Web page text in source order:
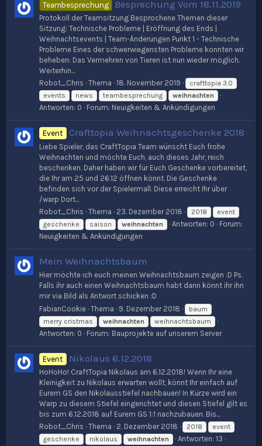
Teambesprechung Besprechung Vom 18.11.2019
Protokoll der Teamsitzung Besprochene Themen dieser
Sitzung: Technische Probleme | Eröffnung des Ends |
Weihnachtsevents | Team-Änderungen Punkt 1 - Technische
Probleme Eines der schwerwiegensten Probleme konnten wir
beheben: Das Vermehren von Tieren ist nun wieder möglich.
Weiterhin...
Robot_Chris Thema 18. November 2019
crafttopia 3.0
events
news teambesprechung weihnachten
Antworten: 0 Forum: Neuigkeiten & Ankündigungen
Event Crafttopia Weihnachtsgeschenke 2018
Liebe Spieler, das CraftTopia Team wünscht Euch frohe
Weihnachten und möchte Euch, auch dieses Jahr, reich
beschenken. Daher haben wir für Euch Geschenke vorbereitet,
die Ihr am 25 und 26.12 öffnen könnt. Die Geschenke
befinden sich vor der Spielermall. Diese erreicht Ihr über
/warp Dort...
Robot_Chris Thema 23. Dezember 2018 2018
event
geschenke
saison weihnachten Antworten: 0
Forum:
Neuigkeiten & Ankündigungen
Mein Weihnachtsbaum
Hier möchte ich euch meinen Weihnachtsbaum zeigen :D Ps.
Falls ihr auch einen Weihnachtsbaum habt dann könnt ihr ihn
mir via Bild als Antwort schicken :D
FabianCookie Thema 9. Dezember 2018
baum
merry cristmas
weihnachten weihnachtsbaum
Antworten: 0 Forum: Bauprojekte auf unserem Server
Event Nikolaus 6.12.2018
HoHoHo! CraftTopia Nikolaus am 6.12.2018! Wenn Ihr eine
Kleinigkeit zu Nikolaus erwarten wollt, könnt Ihr einfach auf
Eurem GS den Nikolausstiefel nachbauen! In Kürze wird ein
Warp zu diesem Stiefel eingerichtet und diesen Stiefel gilt es
bis zum 6.12.2018 auf Eurem GS 1:1 nachzubauen. Bis...
Robot_Chris Thema 2. Dezember 2018 2018
event
geschenke
nikolaus weihnachten
Antworten: 13